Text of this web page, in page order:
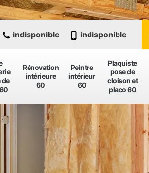
de
Rénovation
intérieure
60
Peintre
intérieur
60
Plaquiste
pose de
cloison et
placo 60
indisponible indisponible